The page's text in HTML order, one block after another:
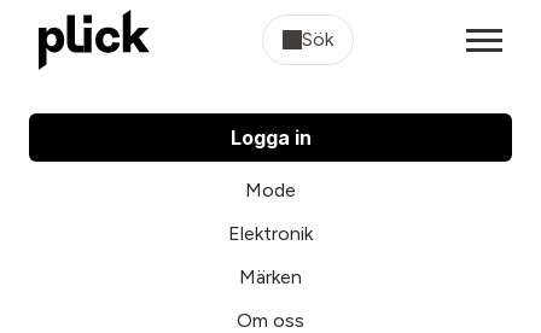
Sök
Logga in
Mode
Elektronik
Märken
Om oss